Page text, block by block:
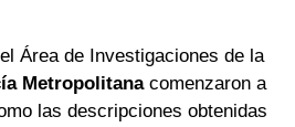
Área de Investigaciones de la
Metropolitana comenzaron a
las descripciones obtenidas